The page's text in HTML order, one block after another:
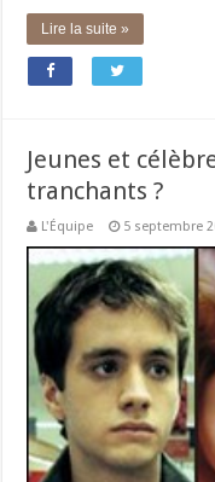
Lire la suite »
Jeunes et
tranchants ?
L'Équipe 5 septembre